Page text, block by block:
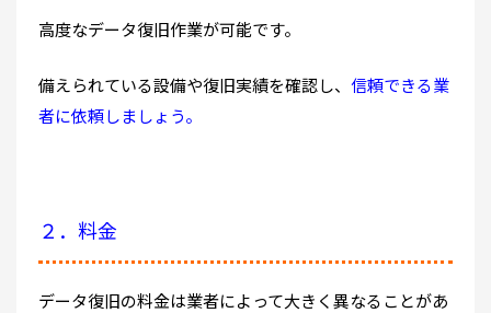
高度なデータ復旧作業が可能です。
備えられている設備や復旧実績を確認し、 信頼できる業
者に依頼しましょう。
２．料金
データ復旧の料金は業者によって大きく異なることがあ